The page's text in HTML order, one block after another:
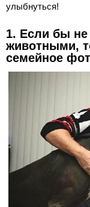
улыбнуться!
1. Если бы
животными,
семейное